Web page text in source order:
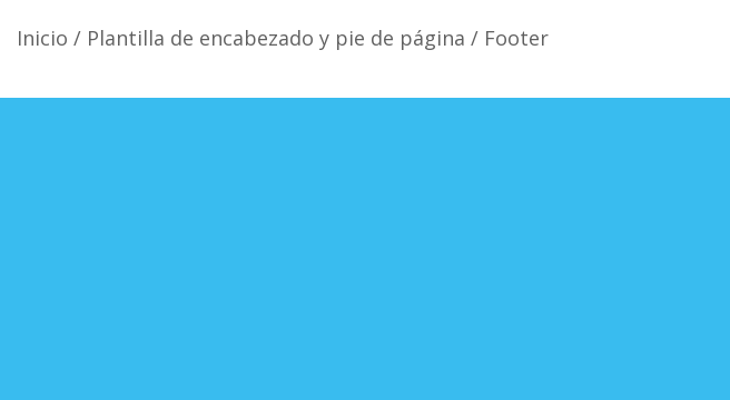
Inicio / Plantilla de encabezado y pie de página / Footer